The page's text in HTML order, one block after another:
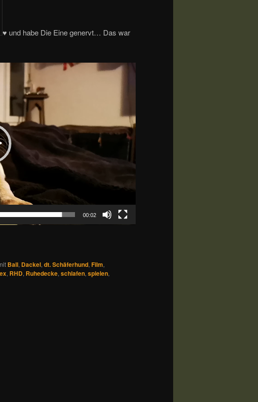
♥ und habe Die Eine genervt… Das war
00:02
Ball, Dackel,dt. Schäferhund,Film,
, RHD, Ruhedecke,schlafen,spielen,